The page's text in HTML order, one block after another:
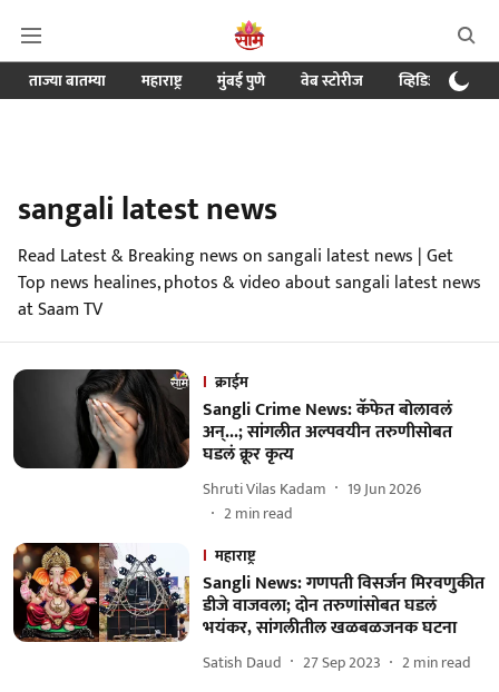
ताज्या बातम्या महाराष्ट्र मुंबई पुणे वेब स्टोरीज व्हिडिओ
sangali latest news
Read Latest & Breaking news on sangali latest news | Get
Top news healines, photos & video about sangali latest news
at Saam TV
क्राईम
Sangli Crime News: कॅफेत बोलावलं
अन्...; सांगलीत अल्पवयीन तरुणीसोबत
घडलं क्रूर कृत्य
Shruti Vilas Kadam
19 Jun 2026
2min read
महाराष्ट्र
Sangli News: गणपती विसर्जन मिरवणुकीत
डीजे वाजवला; दोन तरुणांसोबत घडलं
भयंकर, सांगलीतील खळबळजनक घटना
Satish Daud 27 Sep 2023 2min read